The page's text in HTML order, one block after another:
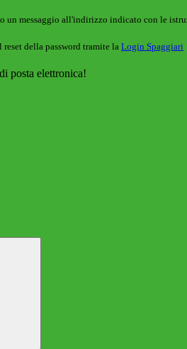
un messaggio all'indirizzo indicato con le
della password tramite la Login Spaggiari
posta elettronica!